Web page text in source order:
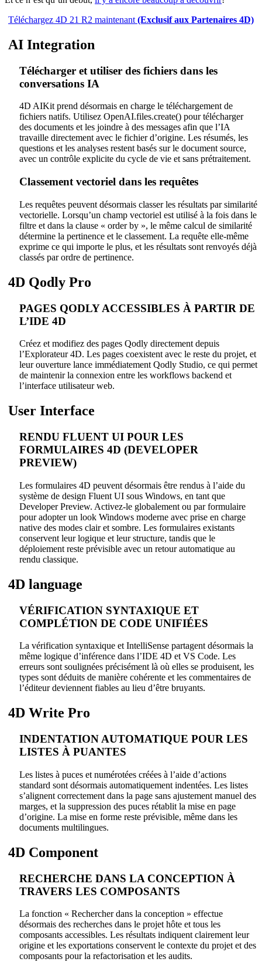
Téléchargez 4D 21 R2 maintenant (Exclusif aux Partenaires 4D)
AI Integration
Télécharger et utiliser des fichiers dans les
conversations IA
4D AIKit prend désormais en charge le téléchargement de
fichiers natifs. Utilisez OpenAI.files.create() pour télécharger
des documents et les joindre à des messages afin que l’IA
travaille directement avec le fichier d’origine. Les résumés, les
questions et les analyses restent basés sur le document source,
avec un contrôle explicite du cycle de vie et sans prétraitement.
Classement vectoriel dans les requêtes
Les requêtes peuvent désormais classer les résultats par similarité
vectorielle. Lorsqu’un champ vectoriel est utilisé à la fois dans le
filtre et dans la clause « order by », le même calcul de similarité
détermine la pertinence et le classement. La requête elle-même
exprime ce qui importe le plus, et les résultats sont renvoyés déjà
classés par ordre de pertinence.
4D Qodly Pro
PAGES QODLY ACCESSIBLES À PARTIR DE
L’IDE 4D
Créez et modifiez des pages Qodly directement depuis
l’Explorateur 4D. Les pages coexistent avec le reste du projet, et
leur ouverture lance immédiatement Qodly Studio, ce qui permet
de maintenir la connexion entre les workflows backend et
l’interface utilisateur web.
User Interface
RENDU FLUENT UI POUR LES
FORMULAIRES 4D (DEVELOPER
PREVIEW)
Les formulaires 4D peuvent désormais être rendus à l’aide du
système de design Fluent UI sous Windows, en tant que
Developer Preview. Activez-le globalement ou par formulaire
pour adopter un look Windows moderne avec prise en charge
native des modes clair et sombre. Les formulaires existants
conservent leur logique et leur structure, tandis que le
déploiement reste prévisible avec un retour automatique au
rendu classique.
4D language
VÉRIFICATION SYNTAXIQUE ET
COMPLÉTION DE CODE UNIFIÉES
La vérification syntaxique et IntelliSense partagent désormais la
même logique d’inférence dans l’IDE 4D et VS Code. Les
erreurs sont soulignées précisément là où elles se produisent, les
types sont déduits de manière cohérente et les commentaires de
l’éditeur deviennent fiables au lieu d’être bruyants.
4D Write Pro
INDENTATION AUTOMATIQUE POUR LES
LISTES À PUANTES
Les listes à puces et numérotées créées à l’aide d’actions
standard sont désormais automatiquement indentées. Les listes
s’alignent correctement dans la page sans ajustement manuel des
marges, et la suppression des puces rétablit la mise en page
d’origine. La mise en forme reste prévisible, même dans les
documents multilingues.
4D Component
RECHERCHE DANS LA CONCEPTION À
TRAVERS LES COMPOSANTS
La fonction « Rechercher dans la conception » effectue
désormais des recherches dans le projet hôte et tous les
composants accessibles. Les résultats indiquent clairement leur
origine et les exportations conservent le contexte du projet et des
composants pour la refactorisation et les audits.